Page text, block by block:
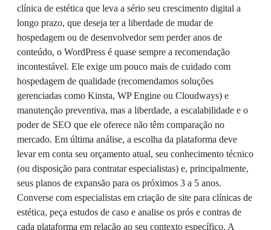
clínica de estética que leva a sério seu crescimento digital a
longo prazo, que deseja ter a liberdade de mudar de
hospedagem ou de desenvolvedor sem perder anos de
conteúdo, o WordPress é quase sempre a recomendação
incontestável. Ele exige um pouco mais de cuidado com
hospedagem de qualidade (recomendamos soluções
gerenciadas como Kinsta, WP Engine ou Cloudways) e
manutenção preventiva, mas a liberdade, a escalabilidade e o
poder de SEO que ele oferece não têm comparação no
mercado. Em última análise, a escolha da plataforma deve
levar em conta seu orçamento atual, seu conhecimento técnico
(ou disposição para contratar especialistas) e, principalmente,
seus planos de expansão para os próximos 3 a 5 anos.
Converse com especialistas em criação de site para clínicas de
estética, peça estudos de caso e analise os prós e contras de
cada plataforma em relação ao seu contexto específico. A